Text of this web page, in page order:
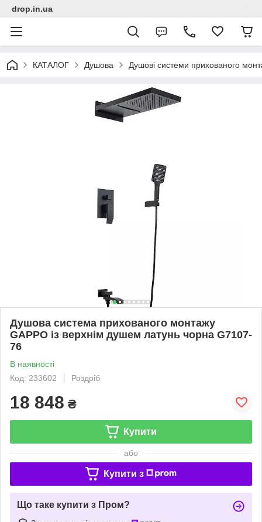
drop.in.ua
КАТАЛОГ Душова Душові системи прихованого
Душова система прихованого монтажу
GAPPO із верхнім душем латунь чорна G7107-
76
В наявності
Код: 233602
Роздріб
18 848 ₴
Купити
або
Купити з
Що таке купити з Пром?